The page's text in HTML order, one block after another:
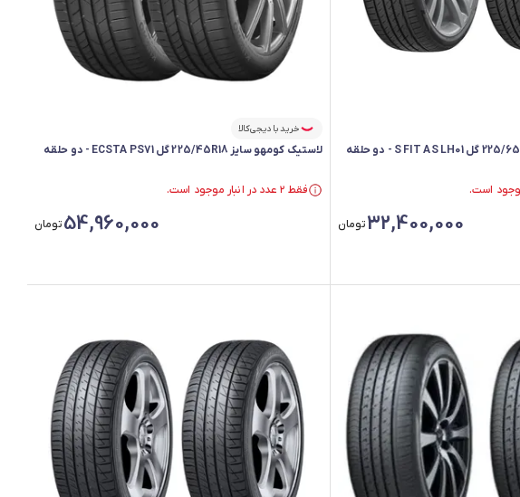
32,400,000تومان
خرید با دیجی‌کالا
لاستیک کومهو سایز 225/45R18 گل ECSTA PS71 - دو حلقه
فقط ۲ عدد در انبار موجود است.
54,960,000تومان